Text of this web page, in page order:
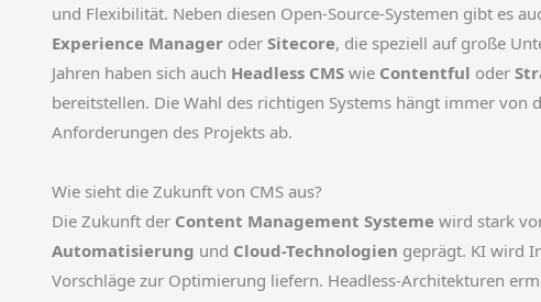
und Flexibilität. Neben diesen Open-Source-Systemen gibt es
Experience Manager oder Sitecore, die speziell auf große
Jahren haben sich auch Headless CMS wie Contentful oder
bereitstellen. Die Wahl des richtigen Systems hängt immer von
Anforderungen des Projekts ab.
Wie sieht die Zukunft von CMS aus?
Die Zukunft der Content Management Systeme wird stark
Automatisierung und Cloud-Technologien geprägt. KI wird
Vorschläge zur Optimierung liefern. Headless-Architekturen